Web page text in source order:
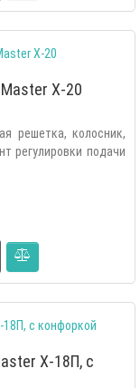
X-20
решетка, колосник,
регулировки подачи
X-18П, с